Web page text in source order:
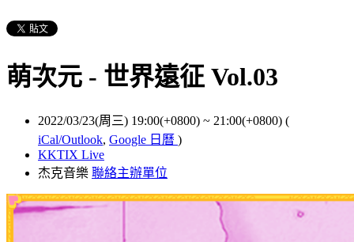
萌次元 - 世界遠征 Vol.03
2022/03/23(周三) 19:00(+0800) ~ 21:00(+0800) (
iCal/Outlook, Google 日曆 )
KKTIX Live
杰克音樂 聯絡主辦單位